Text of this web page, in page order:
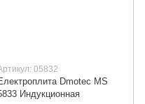
05832
Dmotec MS
Индукционная